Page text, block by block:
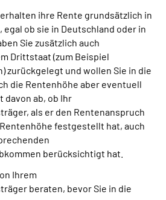
ihre Rente grundsätzlich in
egal ob sie in Deutschland oder in
Sie zusätzlich auch
Drittstaat (zum Beispiel
zurückgelegt und wollen Sie in die
die Rentenhöhe aber eventuell
davon ab, ob Ihr
als er den Rentenanspruch
festgestellt hat, auch
berücksichtigt hat.
Ihrem
beraten, bevor Sie in die